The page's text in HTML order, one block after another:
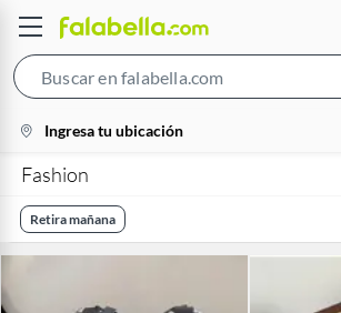
Bar
location-
icon
Ingresa tu ubicación
Fashion
Retira mañana